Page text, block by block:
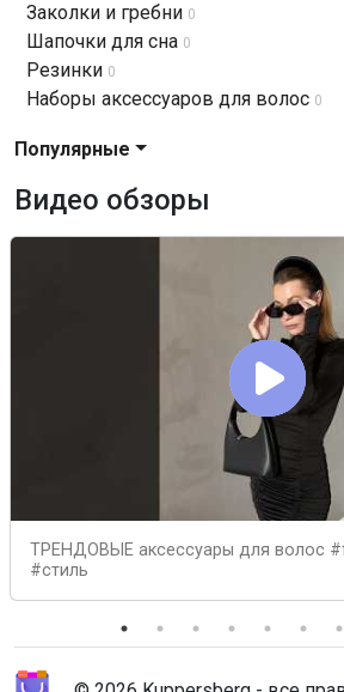
Заколки и гребни 0
Шапочки для сна 0
Резинки 0
Наборы аксессуаров для волос 0
Популярные
Видео обзоры
ТРЕНДОВЫЕ аксессуары для волос
#стиль